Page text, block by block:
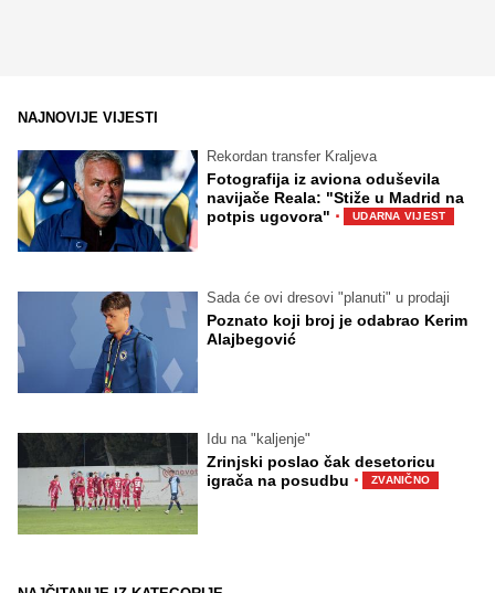
NAJNOVIJE VIJESTI
Rekordan transfer Kraljeva
Fotografija iz aviona oduševila
navijače Reala: "Stiže u Madrid na
potpis ugovora" · UDARNA VIJEST
Sada će ovi dresovi "planuti" u prodaji
Poznato koji broj je odabrao Kerim
Alajbegović
Idu na "kaljenje"
Zrinjski poslao čak desetoricu
igrača na posudbu · ZVANIČNO